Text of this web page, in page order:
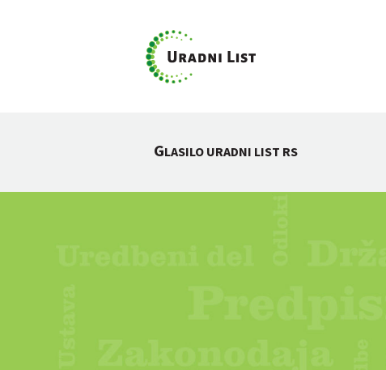
GLASILO URADNI LIST RS